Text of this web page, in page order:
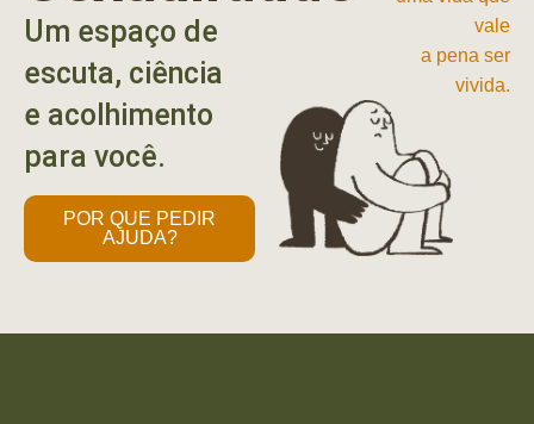
Um espaço de
escuta, ciência
e acolhimento
para você.
POR QUE PEDIR
AJUDA?
vale
a pena ser
vivida.